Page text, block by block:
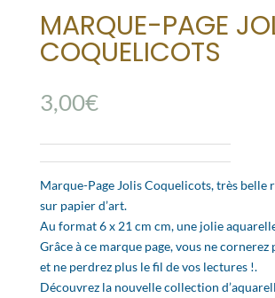
MARQUE-PAGE
COQUELICOTS
3,00€
Marque-Page Jolis Coquelicots, très belle
sur papier d’art.
Au format 6 x 21 cm cm, une jolie
Grâce à ce marque page, vous ne cornerez
et ne perdrez plus le fil de vos lectures !.
Découvrez la nouvelle collection